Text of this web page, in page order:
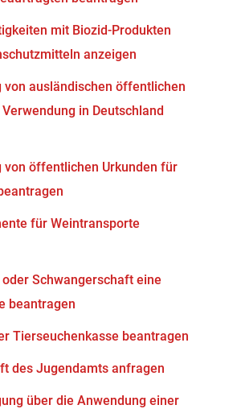
mit Biozid-Produkten
anzeigen
von ausländischen öffentlichen
in Deutschland
von öffentlichen Urkunden für
für Weintransporte
Schwangerschaft eine
beantragen
Tierseuchenkasse beantragen
des Jugendamts anfragen
über die Anwendung einer